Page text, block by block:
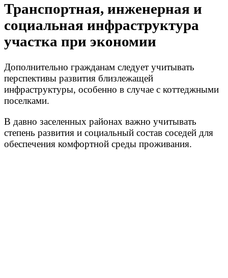
Транспортная, инженерная и
социальная инфраструктура
участка при экономии
Дополнительно гражданам следует учитывать
перспективы развития близлежащей
инфраструктуры, особенно в случае с коттеджными
поселками.
В давно заселенных районах важно учитывать
степень развития и социальный состав соседей для
обеспечения комфортной среды проживания.